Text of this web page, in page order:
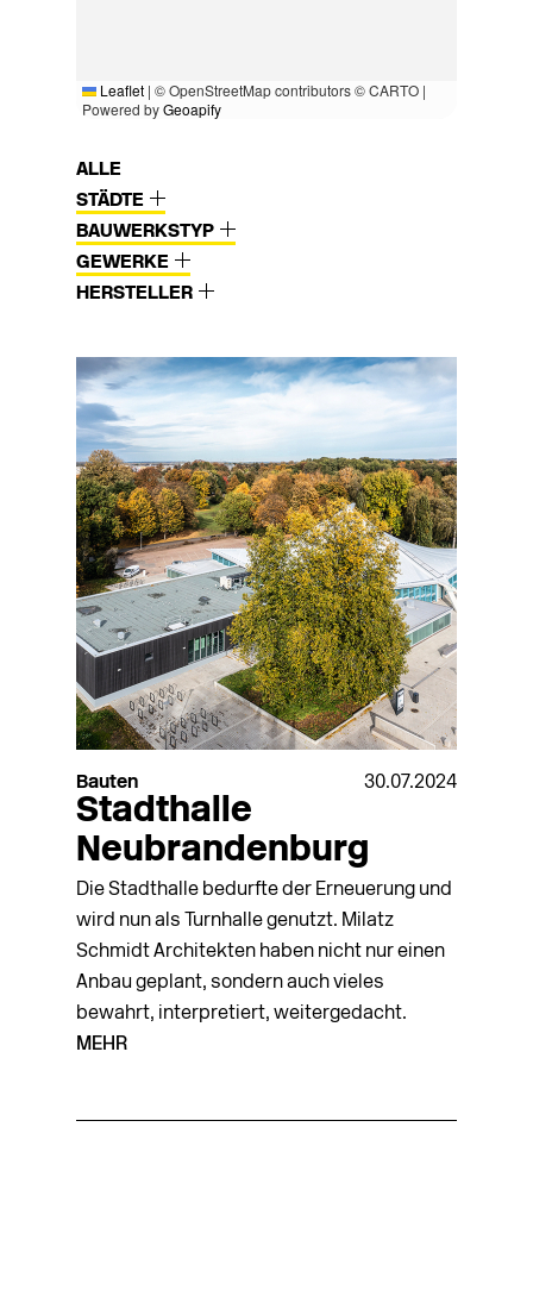
Leaflet | © OpenStreetMap contributors © CARTO |
Powered byGeoapify
ALLE
STÄDTE
BAUWERKSTYP
GEWERKE
HERSTELLER
Bauten 30.07.2024
Stadthalle
Neubrandenburg
Die Stadthalle bedurfte der Erneuerung und
wird nun als Turnhalle genutzt. Milatz
Schmidt Architekten haben nicht nur einen
Anbau geplant, sondern auch vieles
bewahrt, interpretiert, weiterge­dacht.
MEHR